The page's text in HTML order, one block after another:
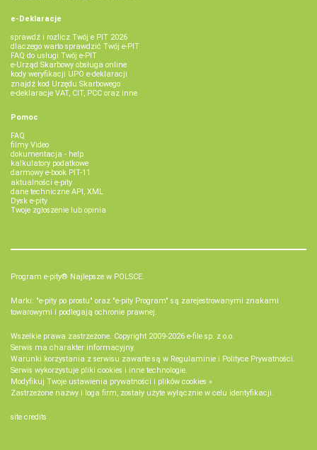
e-Deklaracje
sprawdź i rozlicz Twój e PIT 2026
dlaczego warto sprawdzić Twój e-PIT
FAQ do usługi Twój e-PIT
e-Urząd Skarbowy obsługa online
kody weryfikacji UPO e-deklaracji
znajdź kod Urzędu Skarbowego
e-deklaracje VAT, CIT, PCC oraz inne
Pomoc
FAQ
filmy Video
dokumentacja - help
kalkulatory podatkowe
darmowy e-book PIT-11
aktualności e-pity
dane techniczne API, XML
Dysk e-pity
Twoje zgłoszenie lub opinia
Program e-pity® Najlepsze w POLSCE.
Marki: "e-pity po prostu" oraz "e-pity Program" są zarejestrowanymi znakami
towarowymi i podlegają ochronie prawnej.
Wszelkie prawa zastrzeżone. Copyright 2009-2026 e-file sp. z o.o.
Serwis ma charakter informacyjny.
Warunki korzystania z serwisu zawarte są w Regulaminie i Polityce Prywatności.
Serwis wykorzystuje pliki cookies i inne technologie.
Modyfikuj Twoje ustawienia prywatności i plików cookies »
Zastrzeżone nazwy i loga firm, zostały użyte wyłącznie w celu identyfikacji.
site credits